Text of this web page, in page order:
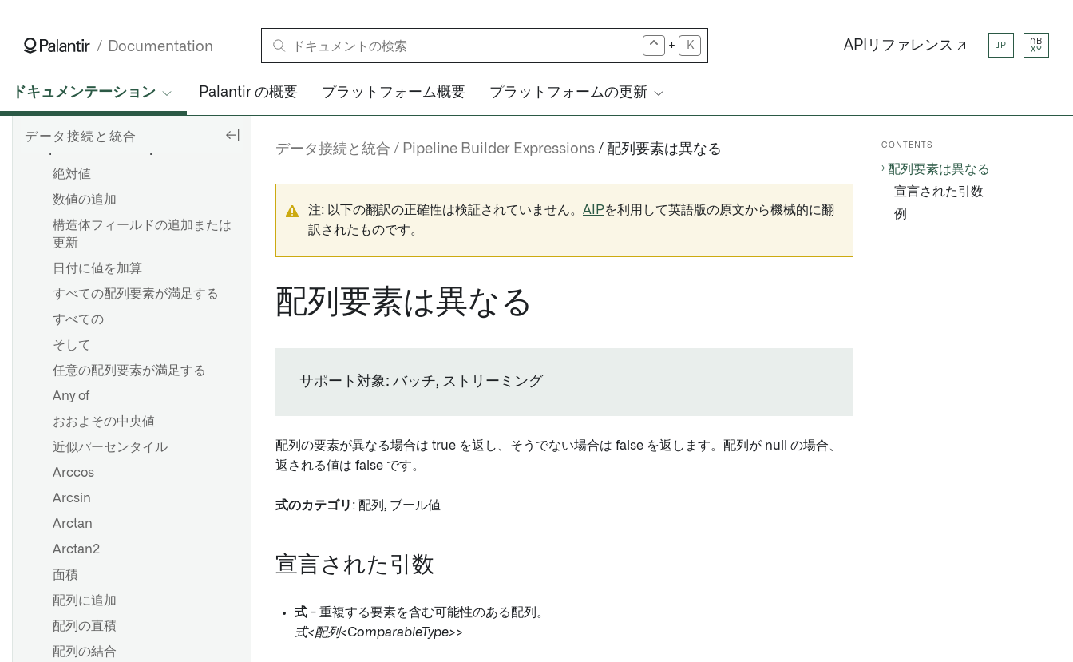
Documentation + K APIリファレンス ↗ JP
AB
XY
ドキュメンテーション Palantir の概要 プラットフォーム概要 プラットフォームの更新
データ接続と統合
トラブルシューティングリフ
概要
エクスポートタスク（レガシ
ー）
概要
Webhook を設定する
設定リファレンス
ストール
ージェントのインストール
サポートパッケージのインス
トール
ール
SLT（SAP Landscape
Transformation Replication
Server）の設定
RFC 接続の作成
Palantir Foundry Connector
は Remote Agent のアンイン
ストール
Palantir Foundry Connector
2.0 for SAP Applications コッ
クピット
Palantir Foundry Connector
2.0 for SAP Applications のパ
ハウスキーピングジョブの設
2.0 for SAP Applications のバ
ックアップと復元
新しいソースの作成
Pipeline Builder でバッチパ
イプラインを作成する
Pipeline Builder を使用して
メディアセットバッチパイプ
バッチパイプラインを作成す
る
コードリポジトリを使用して
ラインを作成する
Pipeline Builder でインクリ
メンタルパイプラインを作成
ミングパイプラインを作成す
る
概要
インクリメンタル同期の作成
ハイパフォーマンスの維持
ストリーミングパイプライ
パイプラインの故障をデバッ
ストリームの失敗のデバッグ
メモリ不足（OOM）エラーの
トラブルシューティング
スケジュールのトラブルシュ
ーティング
Spark の概念
Spark の詳細を理解する
Spark UI
コンピュート使用量の理解
ネイティブアクセラレーショ
レンス
概要
プロジェクションの設定
高度な詳細
Foundry使用最適化
パイプラインのメンテナンス
APPLICATIONS
概要
データセットの追加
自動的に入力データを生成す
る
Pipeline Builder でのソース
およびデータ同期の構成
バッチ入力データセットの計
算モード
る
データの結合
データの結合
ジオスペーシャルトランスフ
ォームの作成
絶対値
数値の追加
構造体フィールドの追加または
更新
日付に値を加算
すべての配列要素が満足する
すべての
そして
任意の配列要素が満足する
Any of
おおよその中央値
近似パーセンタイル
Arccos
Arcsin
Arctan
Arctan2
面積
配列に追加
配列の直積
配列の結合
データ接続と統合 Pipeline Builder Expressions 配列要素は異なる
注: 以下の翻訳の正確性は検証されていません。 AIPを利用して英語版の原文から機械的に翻
訳されたものです。
配列要素は異なる
サポート対象: バッチ, ストリーミング
配列の要素が異なる場合は true を返し、そうでない場合は false を返します。配列が null の場合、
返される値は false です。
式のカテゴリ : 配列, ブール値
宣言された引数
式 - 重複する要素を含む可能性のある配列。
式<配列<ComparableType>>
CONTENTS
配列要素は異なる
宣言された引数
例